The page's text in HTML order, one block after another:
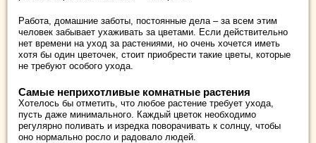
Работа, домашние заботы, постоянные дела – за всем этим
человек забывает ухаживать за цветами. Если действительно
нет времени на уход за растениями, но очень хочется иметь
хотя бы один цветочек, стоит приобрести такие цветы, которые
не требуют особого ухода.
Самые неприхотливые комнатные растения
Хотелось бы отметить, что любое растение требует ухода,
пусть даже минимального. Каждый цветок необходимо
регулярно поливать и изредка поворачивать к солнцу, чтобы
оно нормально росло и радовало людей.